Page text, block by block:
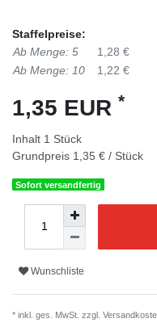
Staffelpreise:
Ab Menge: 5
1,28 €
Ab Menge: 10
1,22 €
1,35 EUR *
Inhalt 1 Stück
Grundpreis 1,35 € / Stück
Sofort versandfertig
Wunschliste
* inkl. ges. MwSt. zzgl.